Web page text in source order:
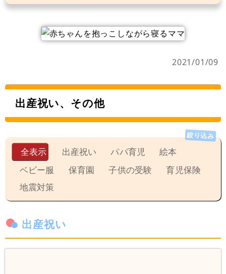
2021/01/09
出産祝い、その他
全表示 出産祝い パパ育児
絵本
ベビー服
保育園 子供の受験
育児保険
地震対策
出産祝い